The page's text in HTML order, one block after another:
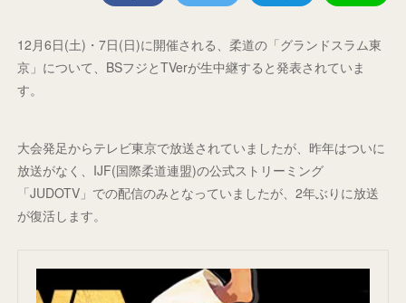
12月6日(土)・7日(日)に開催される、柔道の「グランドスラム東
京」について、BSフジとTVerが生中継すると発表されていま
す。
大会発足からテレビ東京で放送されていましたが、昨年はついに
放送がなく、IJF(国際柔道連盟)の公式ストリーミング
「JUDOTV」での配信のみとなっていましたが、2年ぶりに放送
が復活します。